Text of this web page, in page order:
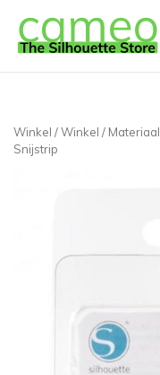
Winkel /Winkel / Materiaal
Snijstrip